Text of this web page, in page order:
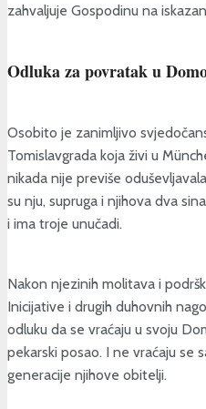
zahvaljuje Gospodinu na
Odluka za povratak u
Osobito je zanimljivo
Tomislavgrada koja živi u
nikada nije previše
su nju, supruga i njihova dva
i ima troje unučadi.
Nakon njezinih molitava i
Inicijative i drugih duhovnih
odluku da se vraćaju u svoju
pekarski posao. I ne vraćaju se
generacije njihove obitelji.